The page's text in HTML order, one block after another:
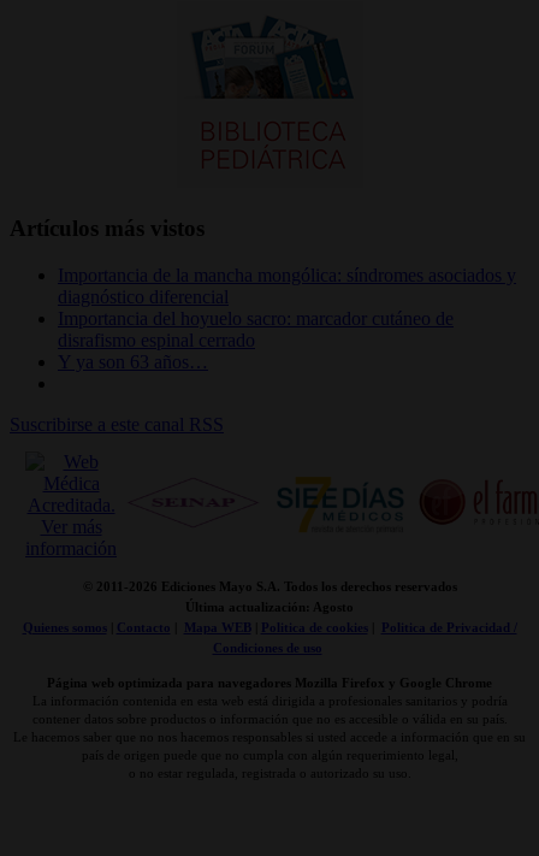
Artículos más vistos
Importancia de la mancha mongólica: síndromes asociados y
diagnóstico diferencial
Importancia del hoyuelo sacro: marcador cutáneo de
disrafismo espinal cerrado
Y ya son 63 años…
Suscribirse a este canal RSS
© 2011- 2026 Ediciones Mayo S.A. Todos los derechos reservados
Última actualización: Agosto
Quienes somos| Contacto Mapa WEB| Politica de cookies|
Politica de Privacidad /
Condiciones de uso
Página web optimizada para navegadores Mozilla Firefox y Google Chrome
La información contenida en esta web está dirigida a profesionales sanitarios y podría
contener datos sobre productos o información que no es accesible o válida en su país.
Le hacemos saber que no nos hacemos responsables si usted accede a información que en su
país de origen puede que no cumpla con algún requerimiento legal,
o no estar regulada, registrada o autorizado su uso.